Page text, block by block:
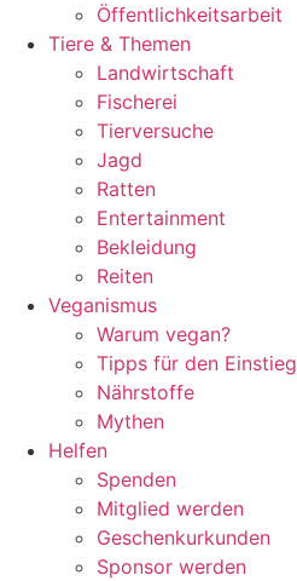
Öffentlichkeitsarbeit
Tiere & Themen
Landwirtschaft
Fischerei
Tierversuche
Jagd
Ratten
Entertainment
Bekleidung
Reiten
Veganismus
Warum vegan?
Tipps für den Einstieg
Nährstoffe
Mythen
Helfen
Spenden
Mitglied werden
Geschenkurkunden
Sponsor werden